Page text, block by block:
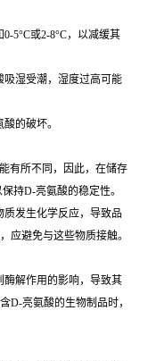
5°C或2-8°C，以减缓其
吸湿受潮，湿度过高可能
的破坏。
有所不同，因此，在储存
持D-亮氨酸的稳定性。
质发生化学反应，导致品
应避免与这些物质接触。
酶解作用的影响，导致其
D-亮氨酸的生物制品时，